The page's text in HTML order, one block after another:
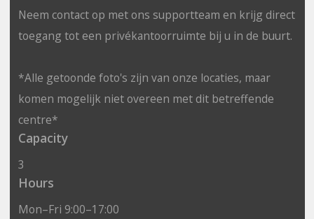
Neem contact op met ons supportteam en krijg direct
toegang tot een privékantoorruimte bij u in de buurt.
*Alle getoonde foto's zijn van onze locaties, maar
komen mogelijk niet overeen met dit betreffende
centre*
Capacity
3
Hours
Mon–Fri 9:00–17:00